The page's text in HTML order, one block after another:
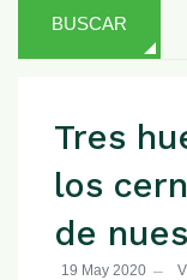
BUSCAR
Tres
los
de
19 May 2020